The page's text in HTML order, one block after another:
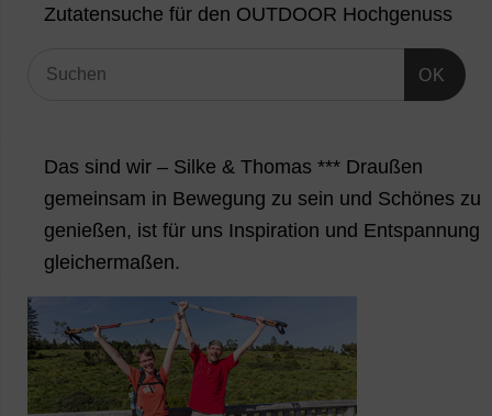
Zutatensuche für den OUTDOOR Hochgenuss
OK
Das sind wir – Silke & Thomas *** Draußen
gemeinsam in Bewegung zu sein und Schönes zu
genießen, ist für uns Inspiration und Entspannung
gleichermaßen.